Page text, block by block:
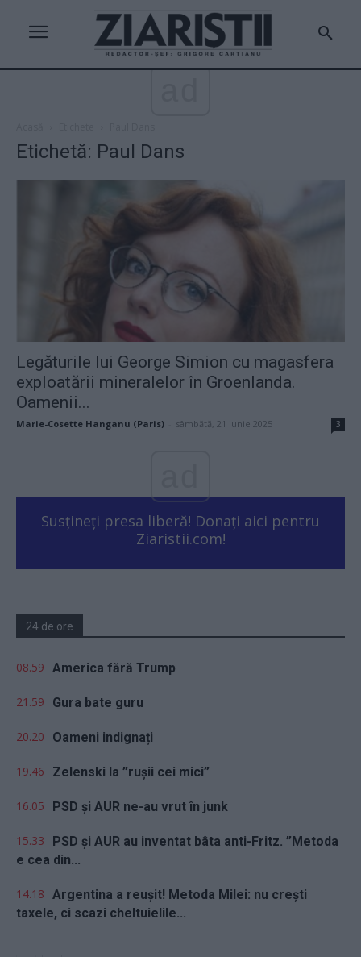
Etichetă: Paul Dans
Legăturile lui George Simion cu magasfera
exploatării mineralelor în Groenlanda.
Oamenii...
Marie-Cosette Hanganu (Paris) sâmbătă, 21 iunie 2025 3
Susțineți presa liberă! Donați aici pentru
Ziaristii.com!
24 de ore
08.59 America fără Trump
21.59 Gura bate guru
20.20 Oameni indignați
19.46 Zelenski la ”rușii cei mici”
16.05 PSD și AUR ne-au vrut în junk
15.33
PSD și AUR au inventat bâta anti-Fritz. ”Metoda
e cea din...
14.18 Argentina a reușit! Metoda Milei: nu crești
taxele, ci scazi cheltuielile...